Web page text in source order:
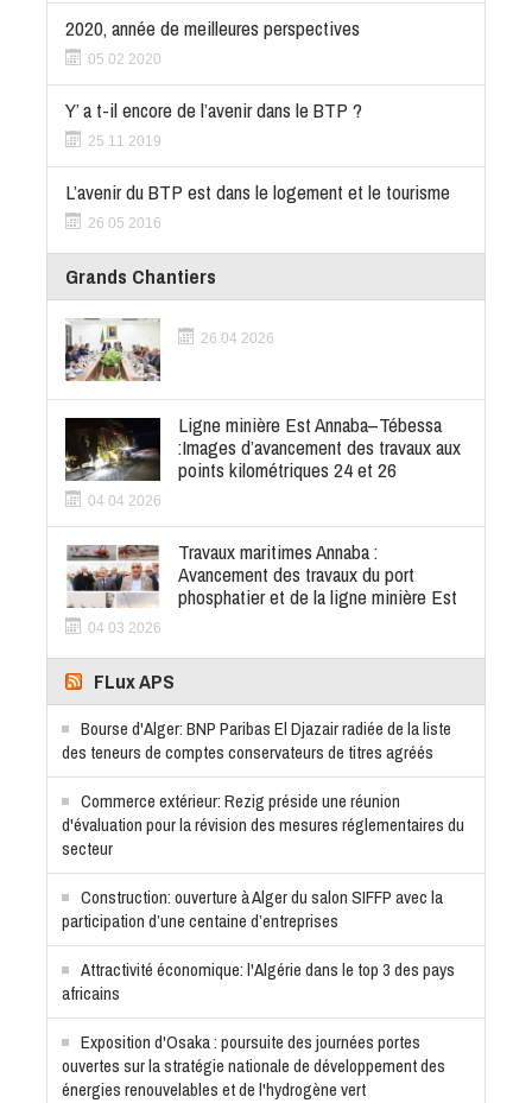
2020, année de meilleures perspectives
05 02 2020
Y’ a t-il encore de l’avenir dans le BTP ?
25 11 2019
L’avenir du BTP est dans le logement et le tourisme
26 05 2016
Grands Chantiers
26 04 2026
Ligne minière Est Annaba–Tébessa
:Images d’avancement des travaux aux
points kilométriques 24 et 26
04 04 2026
Travaux maritimes Annaba :
Avancement des travaux du port
phosphatier et de la ligne minière Est
04 03 2026
FLux APS
Bourse d'Alger: BNP Paribas El Djazair radiée de la liste
des teneurs de comptes conservateurs de titres agréés
Commerce extérieur: Rezig préside une réunion
d'évaluation pour la révision des mesures réglementaires du
secteur
Construction: ouverture à Alger du salon SIFFP avec la
participation d’une centaine d’entreprises
Attractivité économique: l'Algérie dans le top 3 des pays
africains
Exposition d'Osaka : poursuite des journées portes
ouvertes sur la stratégie nationale de développement des
énergies renouvelables et de l'hydrogène vert